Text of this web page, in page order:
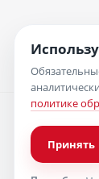
политике
Принять